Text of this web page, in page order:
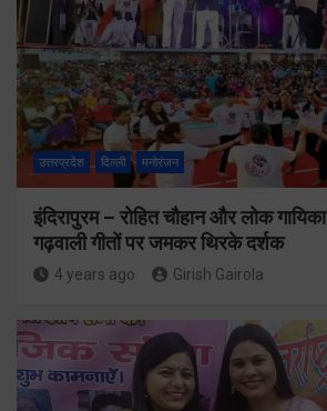
उत्तरप्रदेश दिल्ली मनोरंजन
इंदिरापुरम – रोहित चौहान और लोक
गढ़वाली गीतों पर जमकर थिरके दर्शक
4 years ago Girish Gairola